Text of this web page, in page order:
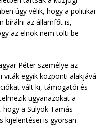
úgy vélik, hogy a politikai
bírálni az államfőt is,
az elnök nem tölti be
Péter személye az
viták egyik központi alakjává
vált ki, támogatói és
ugyanazokat a
a Sulyok Tamás
kijelentései is gyorsan